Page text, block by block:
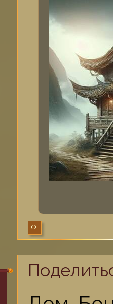
0